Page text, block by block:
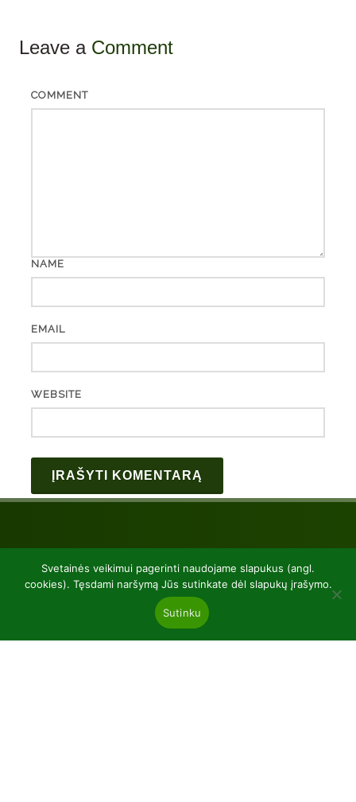
Leave a Comment
COMMENT
NAME
EMAIL
WEBSITE
Svetainės veikimui pagerinti naudojame slapukus (angl.
cookies). Tęsdami naršymą Jūs sutinkate dėl slapukų įrašymo.
Sutinku